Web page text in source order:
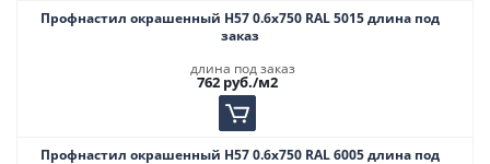
Профнастил окрашенный Н57 0.6х750 RAL 5015 длина под
заказ
длина под заказ
762руб./м2
Профнастил окрашенный Н57 0.6х750 RAL 6005 длина под